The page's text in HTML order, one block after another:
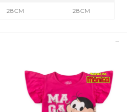
28CM 28CM